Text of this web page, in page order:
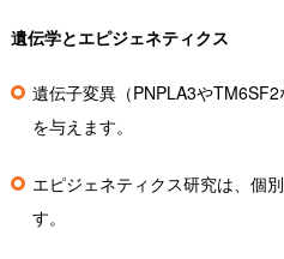
遺伝学とエピジェネティクス
遺伝子変異（PNPLA3や
を与えます。
エピジェネティクス研究は、個
す。